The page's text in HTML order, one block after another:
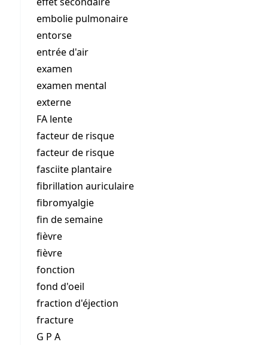
embolie pulmonaire
entorse
entrée d'air
examen
examen mental
externe
FA lente
facteur de risque
facteur de risque
fasciite plantaire
fibrillation auriculaire
fibromyalgie
fin de semaine
fièvre
fièvre
fonction
fond d'oeil
fraction d'éjection
fracture
G P A